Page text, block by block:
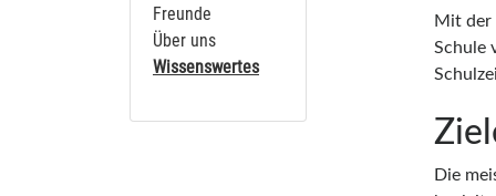
Freunde
Über uns
Wissenswertes
Mit der
Schule
Die